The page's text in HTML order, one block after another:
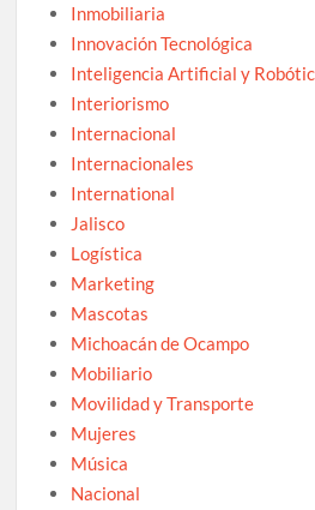
Inmobiliaria
Innovación Tecnológica
Inteligencia Artificial y
Interiorismo
Internacional
Internacionales
International
Jalisco
Logística
Marketing
Mascotas
Michoacán de Ocampo
Mobiliario
Movilidad y Transporte
Mujeres
Música
Nacional